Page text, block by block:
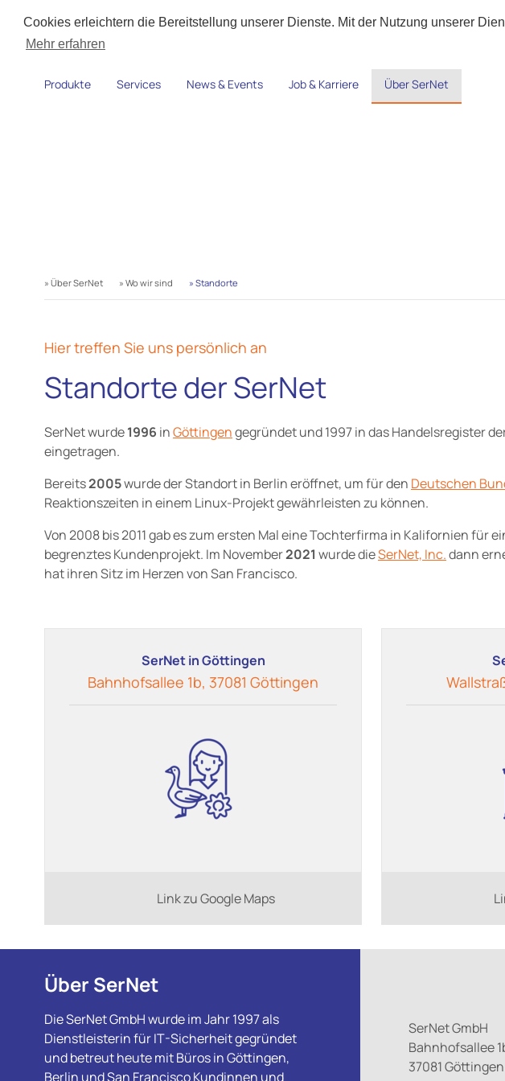
Cookies erleichtern die Bereitstellung unserer Dienste. Mit der Nutzung unserer
Mehr erfahren
Produkte Services News & Events Job & Karriere Über SerNet
» Über SerNet » Wo wir sind » Standorte
Hier treffen Sie uns persönlich an
Standorte der SerNet
SerNet wurde1996 inGöttingengegründet und 1997 in das Handelsregister
eingetragen.
Bereits2005wurde der Standort in Berlin eröffnet, um für den Deutschen
Reaktionszeiten in einem Linux-Projekt gewährleisten zu können.
Von 2008 bis 2011 gab es zum ersten Mal eine Tochterfirma in Kalifornien für
begrenztes Kundenprojekt. Im November2021 wurde dieSerNet, Inc.dann
hat ihren Sitz im Herzen von San Francisco.
SerNet in Göttingen
Bahnhofsallee 1b, 37081 Göttingen
Link zu Google Maps
Über SerNet
Die SerNet GmbH wurde im Jahr 1997 als
Dienstleisterin für IT-Sicherheit gegründet
und betreut heute mit Büros in Göttingen,
Berlin und San Francisco Kundinnen und
SerNet GmbH
Bahnhofsallee
37081 Göttingen